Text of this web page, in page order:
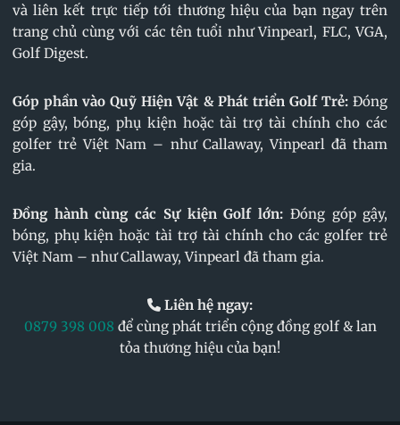
và liên kết trực tiếp tới thương hiệu của bạn ngay trên
trang chủ cùng với các tên tuổi như Vinpearl, FLC, VGA,
Golf Digest.
Góp phần vào Quỹ Hiện Vật & Phát triển Golf Trẻ: Đóng
góp gậy, bóng, phụ kiện hoặc tài trợ tài chính cho các
golfer trẻ Việt Nam – như Callaway, Vinpearl đã tham
gia.
Đồng hành cùng các Sự kiện Golf lớn: Đóng góp gậy,
bóng, phụ kiện hoặc tài trợ tài chính cho các golfer trẻ
Việt Nam – như Callaway, Vinpearl đã tham gia.
Liên hệ ngay:
0879 398 008 để cùng phát triển cộng đồng golf & lan
tỏa thương hiệu của bạn!